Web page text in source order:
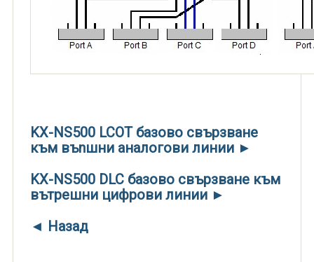
KX-NS500 LCOT базово свързване
към въnшни аналогови линии ►
KX-NS500 DLC базово свързване към
вътрешни цифрови линии ►
◄ Назад